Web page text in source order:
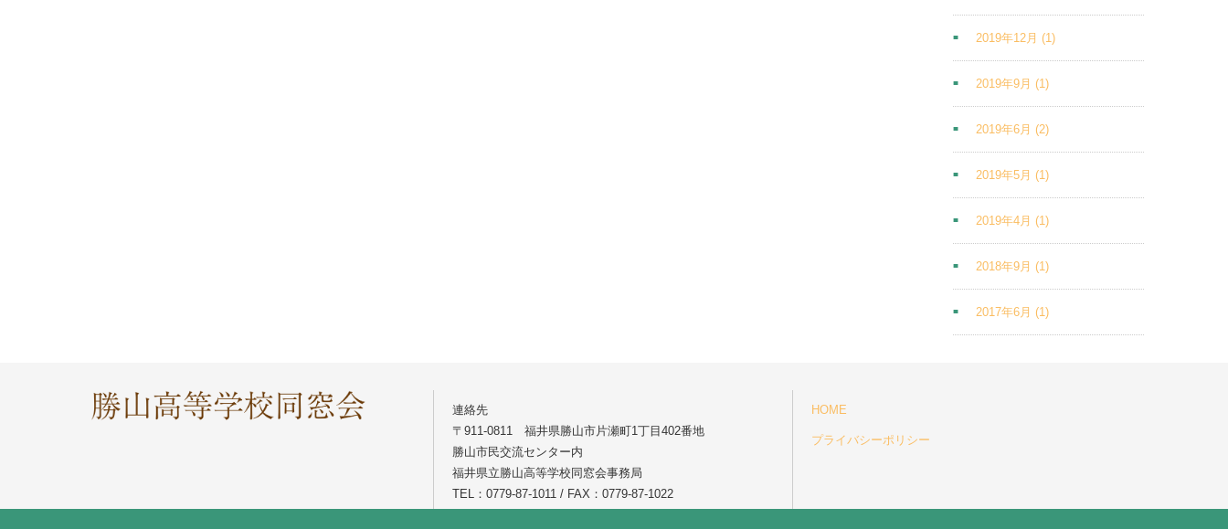
2019年12月(1)
2019年9月(1)
2019年6月(2)
2019年5月(1)
2019年4月(1)
2018年9月(1)
2017年6月(1)
連絡先
〒911-0811 福井県勝山市片瀬町1丁目402番地
勝山市民交流センター内
福井県立勝山高等学校同窓会事務局
TEL：0779-87-1011 / FAX：0779-87-1022
HOME
プライバシーポリシー